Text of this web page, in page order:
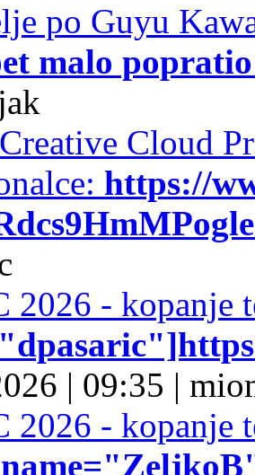
po Guyu
malo
Cloud
https://
2026 - kopanje
| 09:35 |
2026 - kopanje